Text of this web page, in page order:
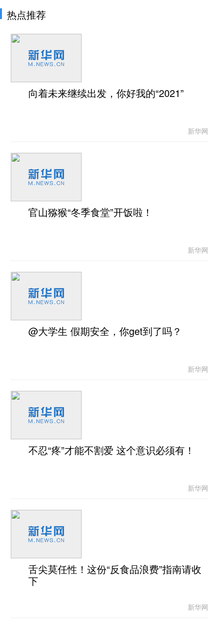
热点推荐
向着未来继续出发，你好我的“2021”
新华网
官山猕猴“冬季食堂”开饭啦！
新华网
@大学生 假期安全，你get到了吗？
新华网
不忍“疼”才能不割爱 这个意识必须有！
新华网
舌尖莫任性！这份“反食品浪费”指南请收
下
新华网